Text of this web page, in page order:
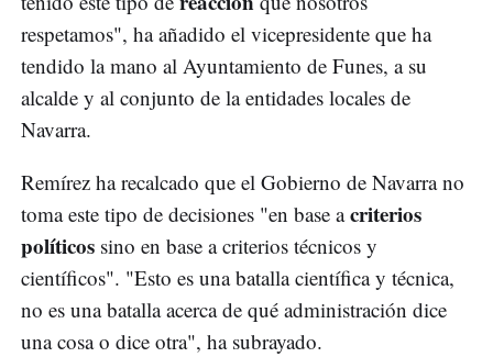
respetamos", ha añadido el vicepresidente que ha
tendido la mano al Ayuntamiento de Funes, a su
alcalde y al conjunto de la entidades locales de
Navarra.
Remírez ha recalcado que el Gobierno de Navarra no
toma este tipo de decisiones "en base acriterios
políticos sino en base a criterios técnicos y
científicos". "Esto es una batalla científica y técnica,
no es una batalla acerca de qué administración dice
una cosa o dice otra", ha subrayado.